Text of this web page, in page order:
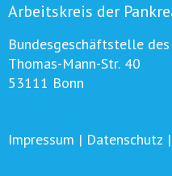
Arbeitskreis der
Bundesgeschäftstelle des
Thomas-Mann-Str. 40
53111 Bonn
Impressum | Datenschutz |